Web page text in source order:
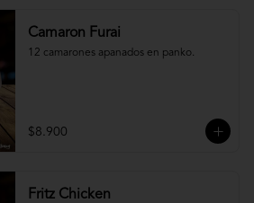
Camaron Furai
12 camarones apanados en panko.
$8.900
Fritz Chicken